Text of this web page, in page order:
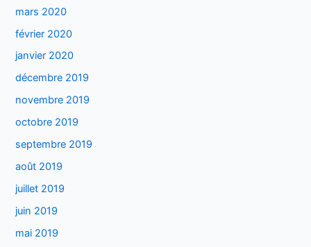
mars 2020
février 2020
janvier 2020
décembre 2019
novembre 2019
octobre 2019
septembre 2019
août 2019
juillet 2019
juin 2019
mai 2019